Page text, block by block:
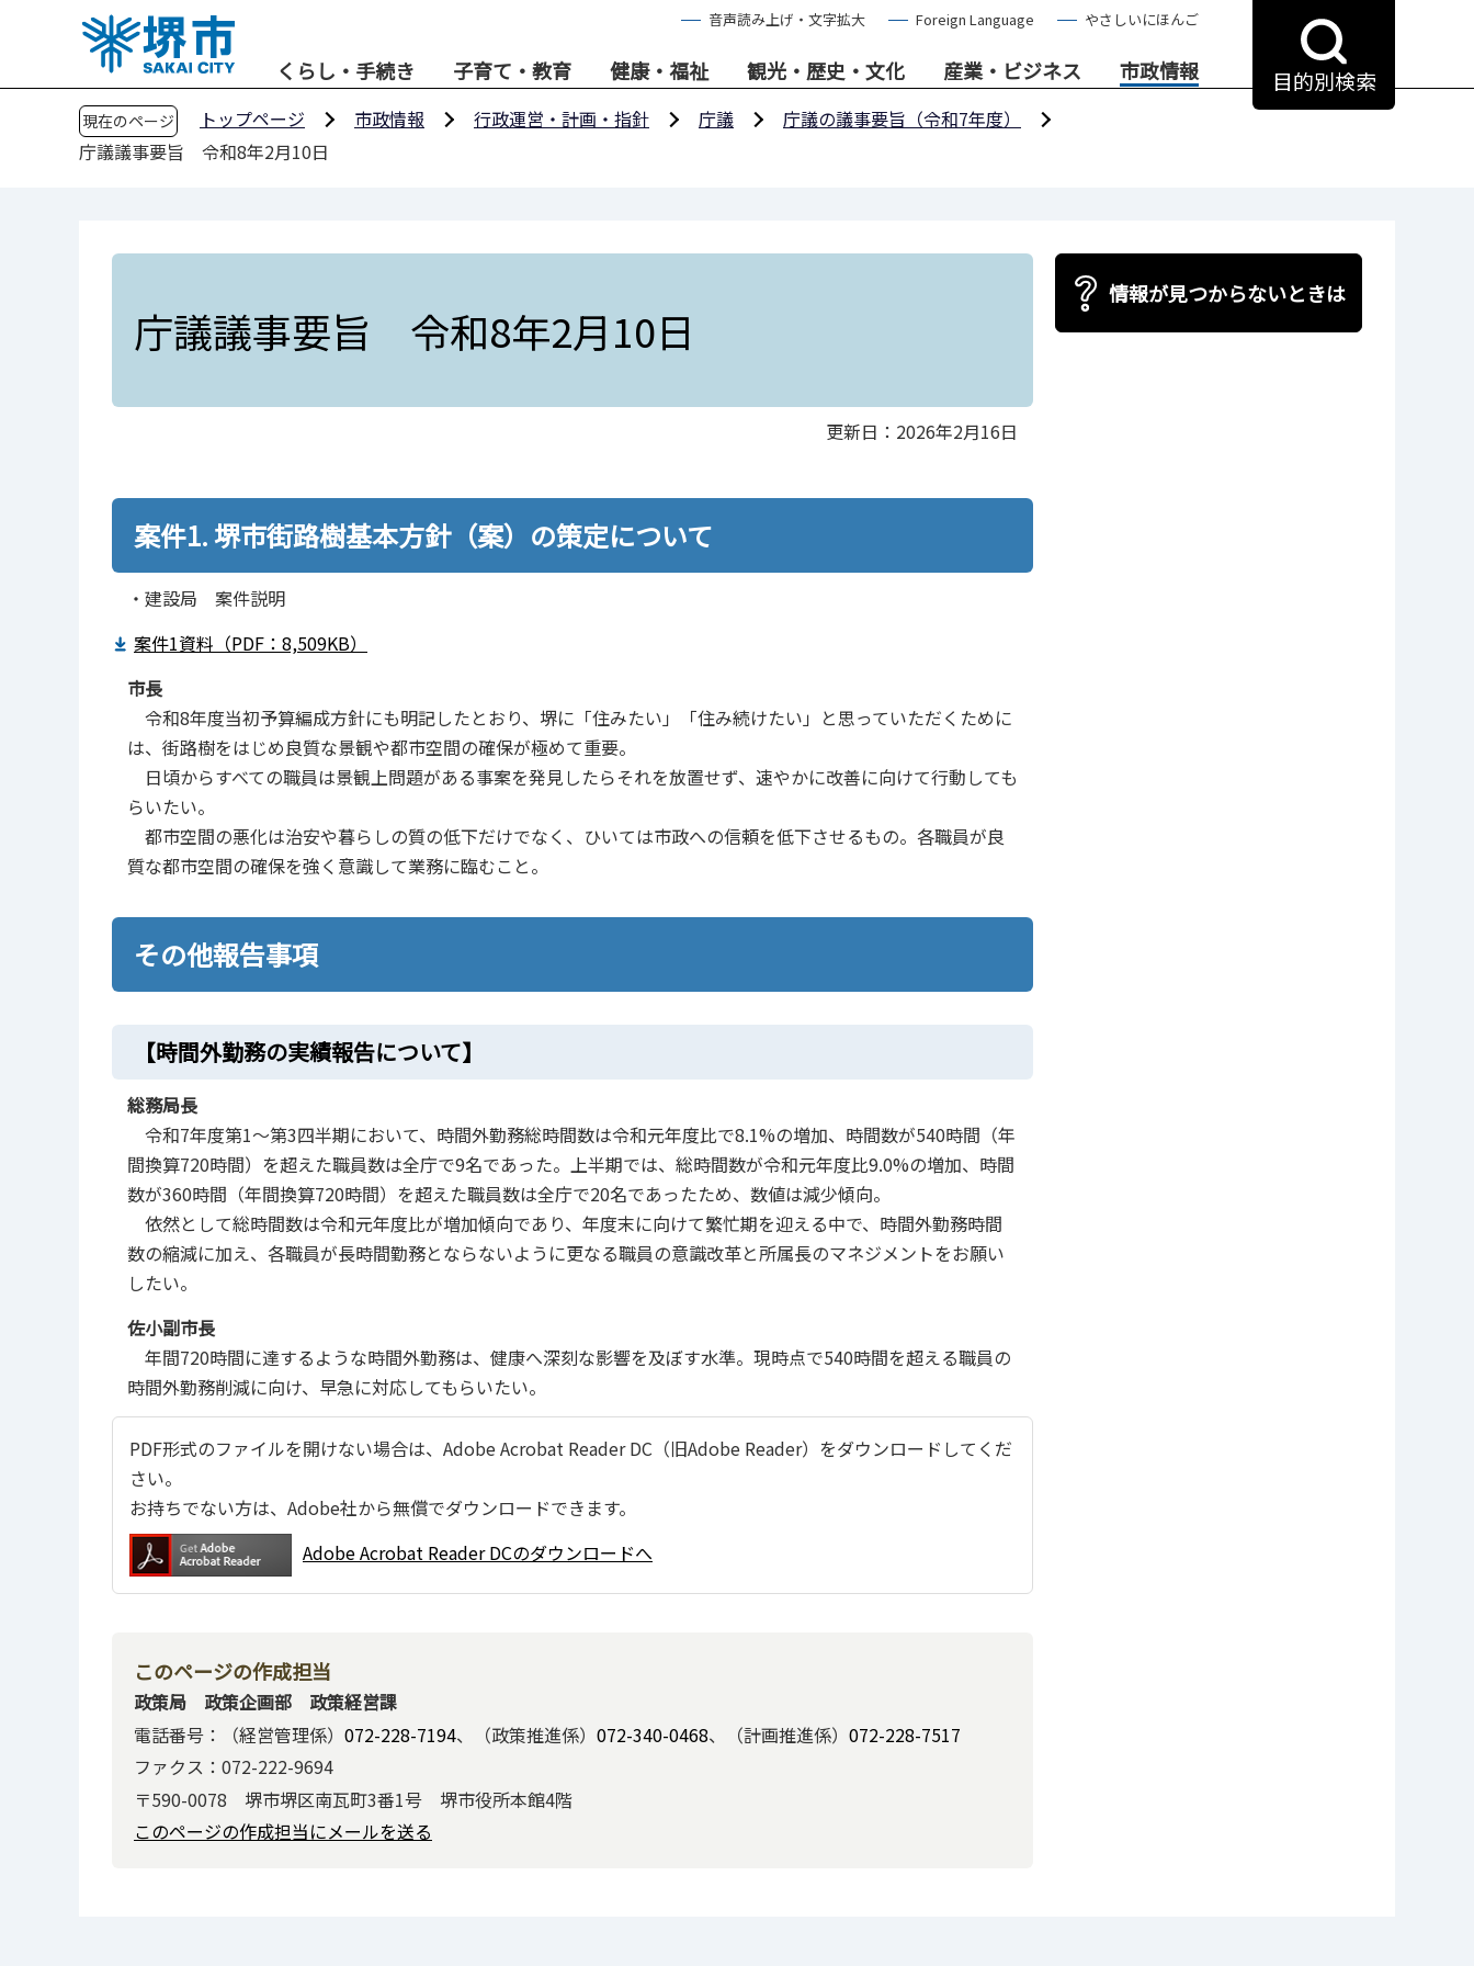
音声読み上げ・文字拡大 Foreign Language やさしいにほんご
くらし・手続き 子育て・教育 健康・福祉 観光・歴史・文化 産業・ビジネス 市政情報 目的別検索
現在のページ トップページ 市政情報 行政運営・計画・指針 庁議
庁議の議事要旨（令和7年度）
庁議議事要旨 令和8年2月10日
庁議議事要旨 令和8年2月10日
更新日：2026年2月16日
案件1. 堺市街路樹基本方針（案）の策定について
・建設局 案件説明
案件1資料（PDF：8,509KB）
市長
令和8年度当初予算編成方針にも明記したとおり、堺に「住みたい」「住み続けたい」と思っていただくために
は、街路樹をはじめ良質な景観や都市空間の確保が極めて重要。
日頃からすべての職員は景観上問題がある事案を発見したらそれを放置せず、速やかに改善に向けて行動しても
らいたい。
都市空間の悪化は治安や暮らしの質の低下だけでなく、ひいては市政への信頼を低下させるもの。各職員が良
質な都市空間の確保を強く意識して業務に臨むこと。
その他報告事項
【時間外勤務の実績報告について】
総務局長
令和7年度第1～第3四半期において、時間外勤務総時間数は令和元年度比で8.1%の増加、時間数が540時間（年
間換算720時間）を超えた職員数は全庁で9名であった。上半期では、総時間数が令和元年度比9.0%の増加、時間
数が360時間（年間換算720時間）を超えた職員数は全庁で20名であったため、数値は減少傾向。
依然として総時間数は令和元年度比が増加傾向であり、年度末に向けて繁忙期を迎える中で、時間外勤務時間
数の縮減に加え、各職員が長時間勤務とならないように更なる職員の意識改革と所属長のマネジメントをお願い
したい。
佐小副市長
年間720時間に達するような時間外勤務は、健康へ深刻な影響を及ぼす水準。現時点で540時間を超える職員の
時間外勤務削減に向け、早急に対応してもらいたい。
PDF形式のファイルを開けない場合は、Adobe Acrobat Reader DC（旧Adobe Reader）をダウンロードしてくだ
さい。
お持ちでない方は、Adobe社から無償でダウンロードできます。
Adobe Acrobat Reader DCのダウンロードへ
このページの作成担当
政策局 政策企画部 政策経営課
電話番号：（経営管理係） 072-228-7194、（政策推進係） 072-340-0468、（計画推進係） 072-228-7517
ファクス：072-222-9694
〒590-0078 堺市堺区南瓦町3番1号 堺市役所本館4階
このページの作成担当にメールを送る
情報が見つからないときは